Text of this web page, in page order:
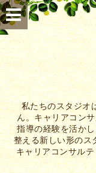
私たちのスタジオ
ん。キャリアコン
指導の経験を活か
整える新しい形のス
キャリアコンサルテ